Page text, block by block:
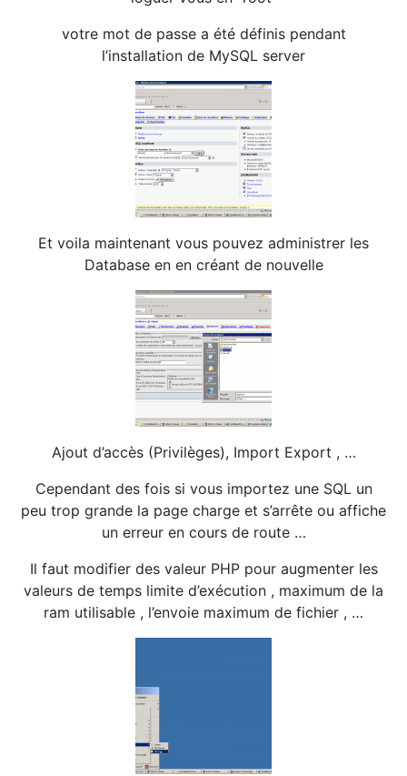
votre mot de passe a été définis pendant
l’installation de MySQL server
Et voila maintenant vous pouvez administrer les
Database en en créant de nouvelle
Ajout d’accès (Privilèges), Import Export , …
Cependant des fois si vous importez une SQL un
peu trop grande la page charge et s’arrête ou affiche
un erreur en cours de route …
Il faut modifier des valeur PHP pour augmenter les
valeurs de temps limite d’exécution , maximum de la
ram utilisable , l’envoie maximum de fichier , …